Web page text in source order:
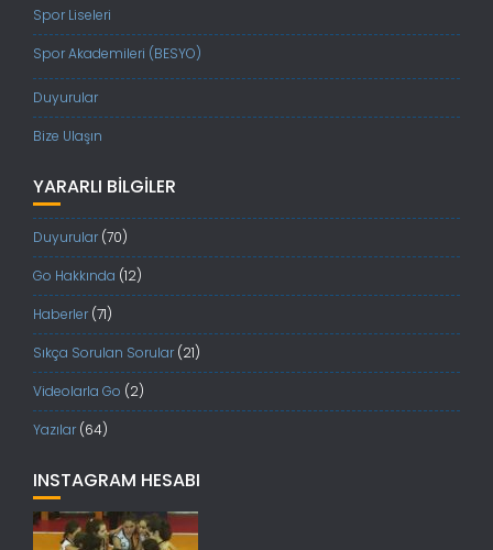
Spor Liseleri
Spor Akademileri (BESYO)
Duyurular
Bize Ulaşın
YARARLI BILGILER
Duyurular (70)
Go Hakkında (12)
Haberler (71)
Sıkça Sorulan Sorular (21)
Videolarla Go (2)
Yazılar (64)
INSTAGRAM HESABI